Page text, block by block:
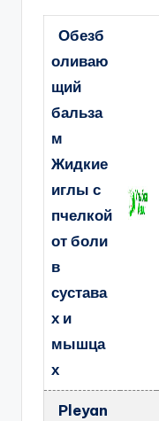
Обезб
оливаю
щий
бальза
м
Жидкие
иглы с
пчелкой
от боли
в
сустава
х и
мышца
х
Pleyan